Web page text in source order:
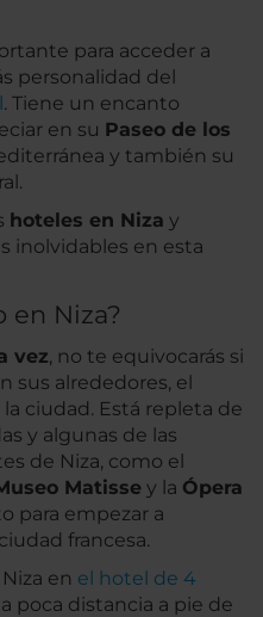
para acceder a
personalidad del
. Tiene un encanto
en su Paseo de los
y también su
hoteles en Niza y
inolvidables en esta
en Niza?
vez, no te equivocarás si
sus alrededores, el
ciudad. Está repleta de
y algunas de las
de Niza, como el
Matisse y la Ópera
para empezar a
francesa.
en el hotel de 4
poca distancia a pie de